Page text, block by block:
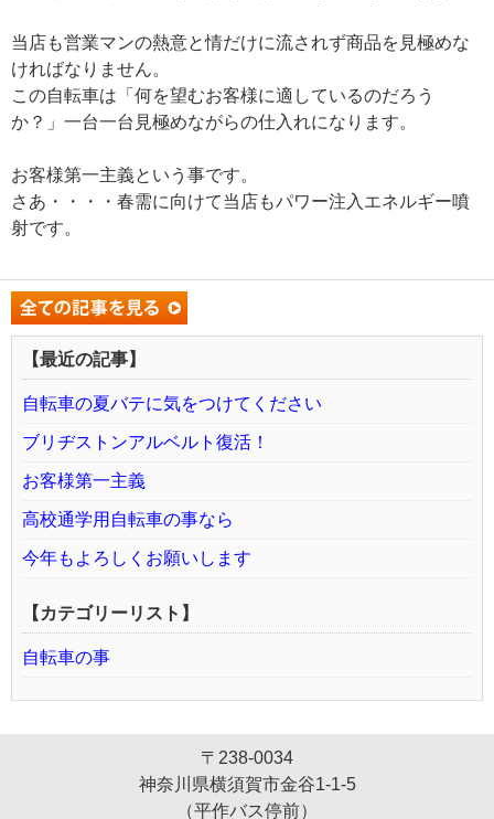
当店も営業マンの熱意と情だけに流されず商品を見極めな
ければなりません。
この自転車は「何を望むお客様に適しているのだろう
か？」一台一台見極めながらの仕入れになります。
お客様第一主義という事です。
さあ・・・・春需に向けて当店もパワー注入エネルギー噴
射です。
【最近の記事】
自転車の夏バテに気をつけてください
ブリヂストンアルベルト復活！
お客様第一主義
高校通学用自転車の事なら
今年もよろしくお願いします
【カテゴリーリスト】
自転車の事
〒238-0034
神奈川県横須賀市金谷1-1-5
（平作バス停前）